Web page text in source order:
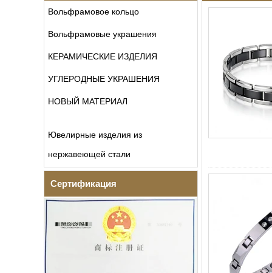
Вольфрамовое кольцо
Вольфрамовые украшения
КЕРАМИЧЕСКИЕ ИЗДЕЛИЯ
УГЛЕРОДНЫЕ УКРАШЕНИЯ
НОВЫЙ МАТЕРИАЛ
Ювелирные изделия из
нержавеющей стали
Сертификация